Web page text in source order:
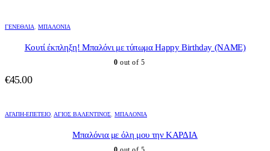
ΓΕΝΈΘΛΙΑ ΜΠΑΛΌΝΙΑ
Κουτί έκπληξη! Μπαλόνι με τύπωμα Happy Birthday (NAME)
0 out of 5
€45.00
ΑΓΆΠΗ-ΕΠΈΤΕΙΟ ΆΓΙΟΣ ΒΑΛΕΝΤΊΝΟΣ ΜΠΑΛΌΝΙΑ
Μπαλόνια με όλη μου την ΚΑΡΔΙΑ